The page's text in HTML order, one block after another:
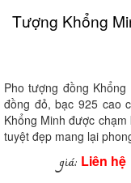
Tượng Khổng
Pho tượng đồng
đồng đỏ, bạc 925 cao
Khổng Minh được
tuyệt đẹp mang lại
giá: Liên hệ